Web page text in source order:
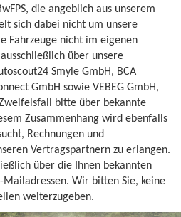
die angeblich aus unserem
sich dabei nicht um unsere
Fahrzeuge nicht im eigenen
über unsere
Smyle GmbH, BCA
GmbH sowie VEBEG GmbH,
bitte über bekannte
Zusammenhang wird ebenfalls
Rechnungen und
Vertragspartnern zu erlangen.
über die Ihnen bekannten
Mailadressen. Wir bitten Sie, keine
weiterzugeben.